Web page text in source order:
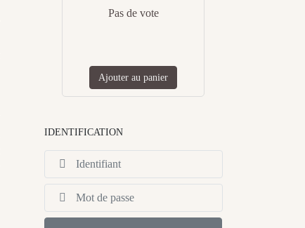
Pas de vote
Ajouter au panier
IDENTIFICATION